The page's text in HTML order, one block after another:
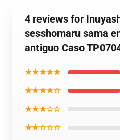
4 reviews for
sesshomaru sama
antiguo Caso
★★★★★
★★★★☆
★★★☆☆
★★☆☆☆